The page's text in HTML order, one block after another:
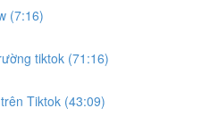
(7:16)
tiktok (71:16)
Tiktok (43:09)